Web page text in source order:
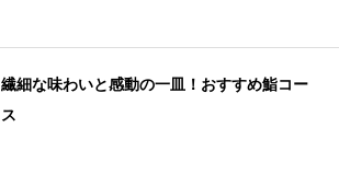
繊細な味わいと感動の一皿！おすすめ鮨コー
ス